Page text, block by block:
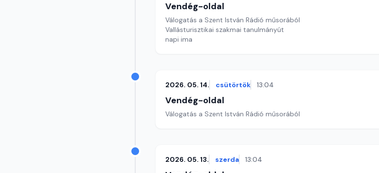
Vendég-oldal
Válogatás a Szent István Rádió műsorából
Vallásturisztikai szakmai tanulmányút
napi ima
2026. 05. 14. csütörtök 13:04
Vendég-oldal
Válogatás a Szent István Rádió műsorából
2026. 05. 13. szerda 13:04